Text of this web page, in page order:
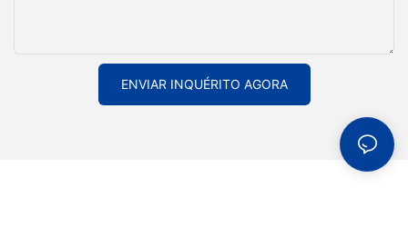
ENVIAR INQUÉRITO AGORA